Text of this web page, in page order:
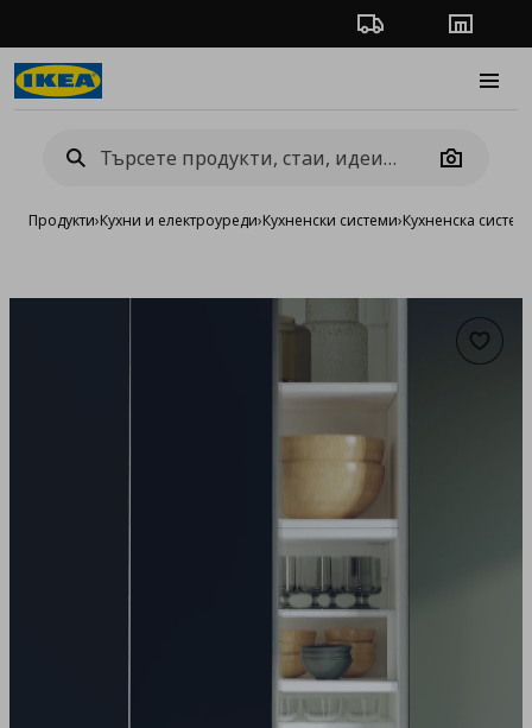
Проследяване на
Camera
Продукти›Кухни и електроуреди›Кухненски системи›Кухненска